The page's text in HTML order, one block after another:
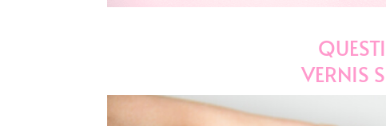
VERNIS